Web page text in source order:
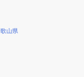
山県